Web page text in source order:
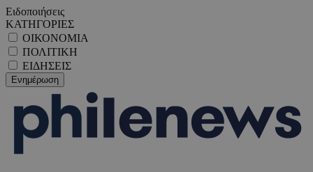
Ειδοποιήσεις
ΚΑΤΗΓΟΡΙΕΣ
ΟΙΚΟΝΟΜΙΑ
ΠΟΛΙΤΙΚΗ
ΕΙΔΗΣΕΙΣ